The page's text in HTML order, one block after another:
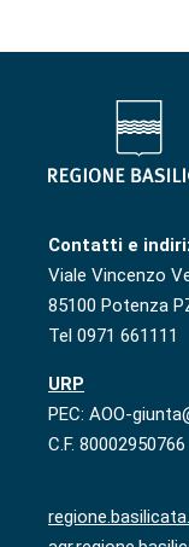
Contatti e
Viale Vincenzo
85100 Potenza
Tel 0971 661111
URP
PEC: AOO-
C.F. 80002950766